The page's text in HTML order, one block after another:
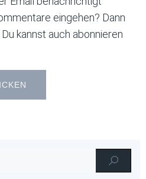
eingehen? Dann
kannst auch abonnieren